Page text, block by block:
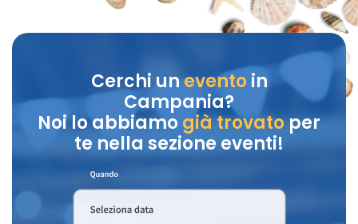
Cerchi unevento in
Campania?
Noi lo abbiamo già trovatoper
te nella sezione eventi!